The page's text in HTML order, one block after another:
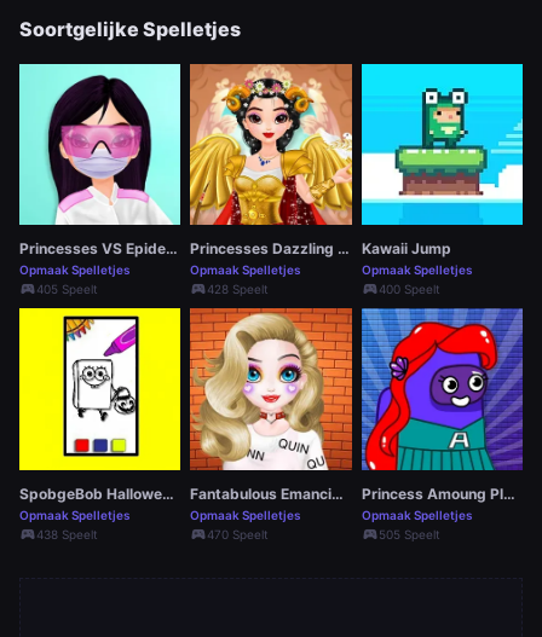
Soortgelijke Spelletjes
Princesses VS Epidemic
Opmaak Spelletjes
sports_esports405 Speelt
Princesses Dazzling Goddesses
Opmaak Spelletjes
sports_esports428 Speelt
Kawaii Jump
Opmaak Spelletjes
sports_esports400 Speelt
SpobgeBob Halloween Coloring Book
Opmaak Spelletjes
sports_esports438 Speelt
Fantabulous Emancipation Of Harlequin
Opmaak Spelletjes
sports_esports470 Speelt
Princess Amoung Plus Maker
Opmaak Spelletjes
sports_esports505 Speelt